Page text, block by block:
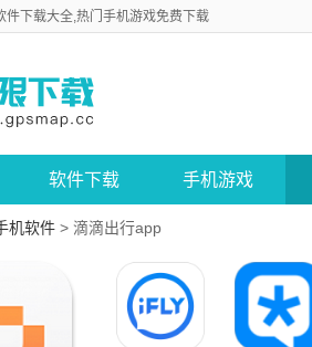
件下载大全,热门手机游戏免费下载
软件下载 手机游戏
机软件 > 滴滴出行app